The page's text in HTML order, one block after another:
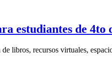
estudiantes de
libros, recursos virtuales,